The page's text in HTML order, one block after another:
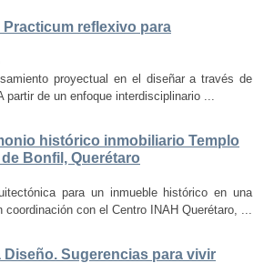
reflexivo para
proyectual en el diseñar a través de
de un enfoque interdisciplinario ...
histórico inmobiliario Templo
Bonfil, Querétaro
para un inmueble histórico en una
con el Centro INAH Querétaro, ...
Diseño. Sugerencias para vivir